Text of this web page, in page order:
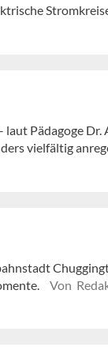
laut Pädagoge
vielfältig
Von